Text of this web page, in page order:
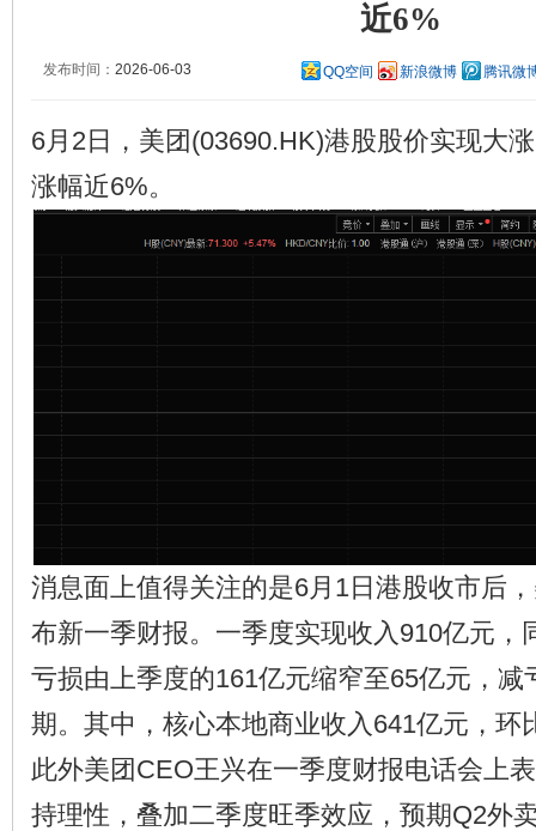
近6%
发布时间： 2026-06-03 QQ空间 新浪微博 腾讯微
6月2日，美团(03690.HK)港股股价实现大
涨幅近6%。
消息面上值得关注的是6月1日港股收市后
布新一季财报。一季度实现收入910亿元，
亏损由上季度的161亿元缩窄至65亿元，减
期。其中，核心本地商业收入641亿元，环
此外美团CEO王兴在一季度财报电话会上
持理性，叠加二季度旺季效应，预期Q2外